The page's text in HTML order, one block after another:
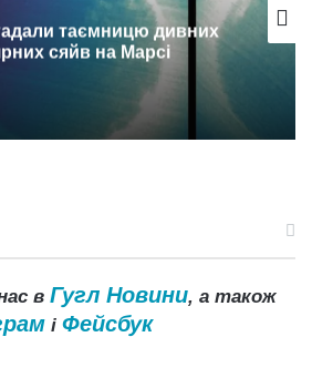
таємницю дивних
сяйв на Марсі
в Гугл Новини, а також
і Фейсбук